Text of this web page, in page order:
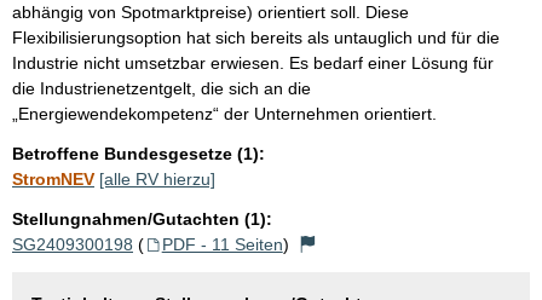
abhängig von Spotmarktpreise) orientiert soll. Diese
Flexibilisierungsoption hat sich bereits als untauglich und für die
Industrie nicht umsetzbar erwiesen. Es bedarf einer Lösung für
die Industrienetzentgelt, die sich an die
„Energiewendekompetenz“ der Unternehmen orientiert.
Betroffene Bundesgesetze (1):
StromNEV [alle RV hierzu]
Stellungnahmen/Gutachten (1):
SG2409300198 ( PDF - 11 Seiten)